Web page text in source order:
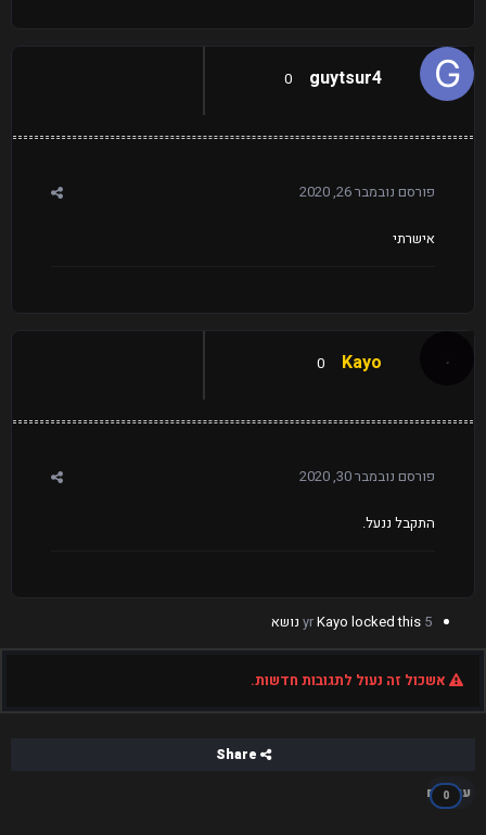
guytsur4
0
פורסם נובמבר 26, 2020
אישרתי
Kayo
0
פורסם נובמבר 30, 2020
התקבל ננעל.
5 yr
Kayo locked this נושא
אשכול זה נעול לתגובות חדשות.
עוקבים
0